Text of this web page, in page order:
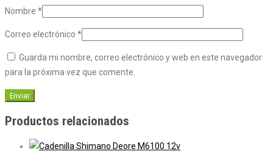
Nombre *
Correo electrónico *
Guarda mi nombre, correo electrónico y web en este navegador
para la próxima vez que comente.
Productos relacionados